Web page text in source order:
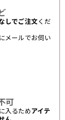
しでご注文 くだ
メールでお伺い
可
入るため アイテ